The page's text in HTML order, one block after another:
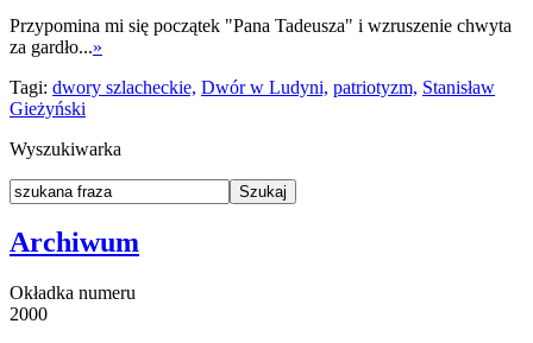
Przypomina mi się początek "Pana Tadeusza" i wzruszenie chwyta
za gardło...»
Tagi: dwory szlacheckie, Dwór w Ludyni, patriotyzm, Stanisław
Gieżyński
Wyszukiwarka
Archiwum
Okładka numeru
2000